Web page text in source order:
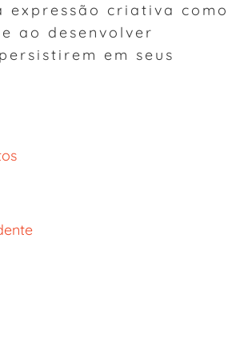
expressão criativa como
ao desenvolver
em seus